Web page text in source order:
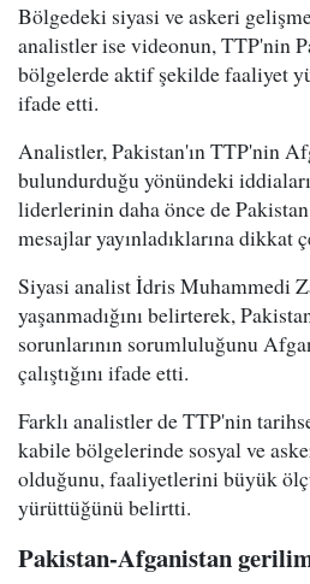
Bölgedeki siyasi ve askeri
analistler ise videonun, TTP'nin
bölgelerde aktif şekilde faaliyet
ifade etti.
Analistler, Pakistan'ın TTP'nin
bulundurduğu yönündeki
liderlerinin daha önce de
mesajlar yayınladıklarına dikkat
Siyasi analist İdris Muhammedi
yaşanmadığını belirterek,
sorunlarının sorumluluğunu
çalıştığını ifade etti.
Farklı analistler de TTP'nin
kabile bölgelerinde sosyal ve
olduğunu, faaliyetlerini büyük
yürüttüğünü belirtti.
Pakistan-Afganistan